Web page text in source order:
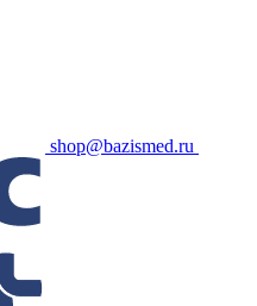
shop@bazismed.ru